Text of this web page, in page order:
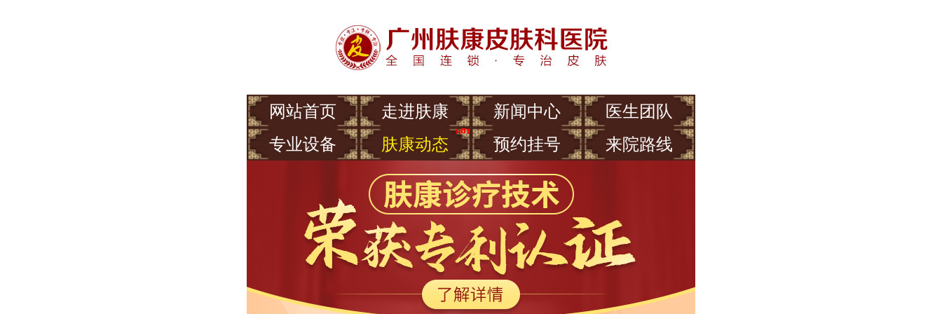
网站首页 走进肤康 新闻中心
医生团队
专业设备
肤康动态 预约挂号 来院路线